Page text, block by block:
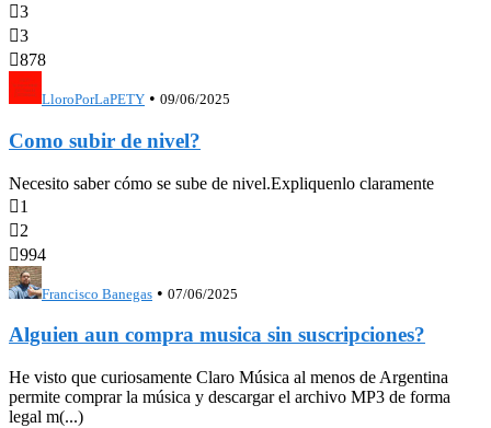
3
3
878
LloroPorLaPETY • 09/06/2025
Como subir de nivel?
Necesito saber cómo se sube de nivel.Expliquenlo claramente
1
2
994
Francisco Banegas • 07/06/2025
Alguien aun compra musica sin suscripciones?
He visto que curiosamente Claro Música al menos de Argentina
permite comprar la música y descargar el archivo MP3 de forma
legal m(...)